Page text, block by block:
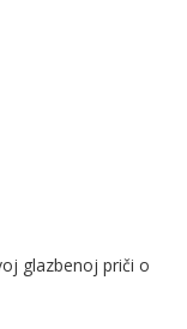
glazbenoj priči o